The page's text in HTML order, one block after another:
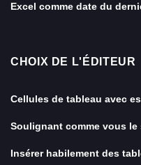
Excel comme date du
CHOIX DE L'ÉDITEUR
Cellules de tableau avec
Soulignant comme vous le
Insérer habilement des